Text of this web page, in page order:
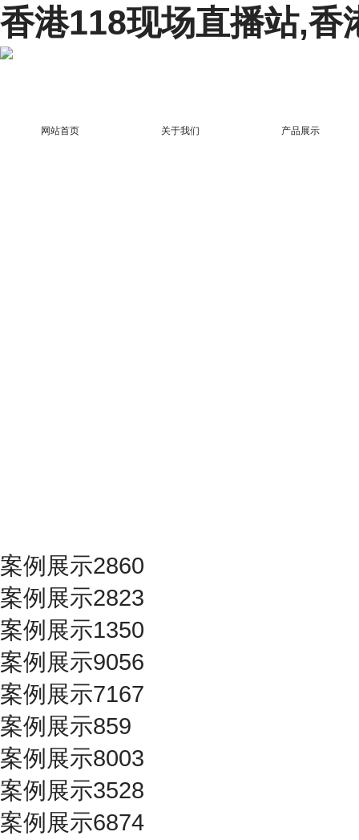
香港118现场直播站,香
网站首页 关于我们 产品展示
案例展示2860
案例展示2823
案例展示1350
案例展示9056
案例展示7167
案例展示859
案例展示8003
案例展示3528
案例展示6874